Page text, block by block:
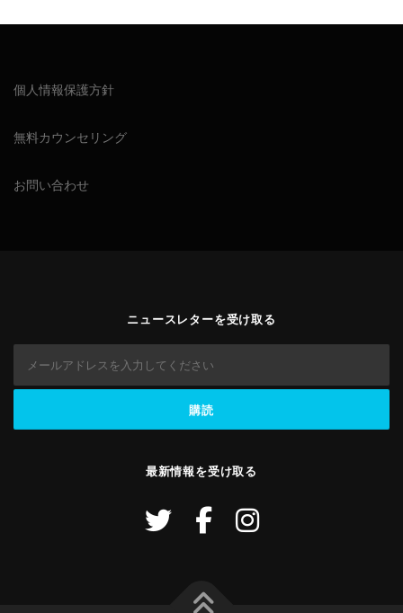
個人情報保護方針
無料カウンセリング
お問い合わせ
ニュースレターを受け取る
最新情報を受け取る